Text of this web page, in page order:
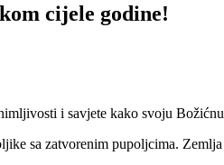
cijele godine!
i savjete kako svoju
sa zatvorenim pupoljcima.